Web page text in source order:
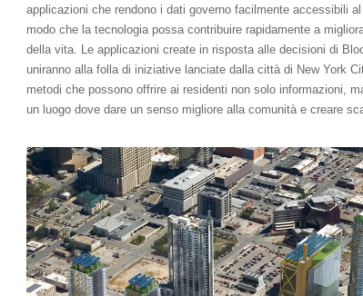
applicazioni che rendono i dati governo facilmente accessibili
modo che la tecnologia possa contribuire rapidamente a
della vita. Le applicazioni create in risposta alle decisioni di
uniranno alla folla di iniziative lanciate dalla città di New York
metodi che possono offrire ai residenti non solo informazioni,
un luogo dove dare un senso migliore alla comunità e creare